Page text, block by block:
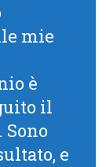
mie
è
il
e